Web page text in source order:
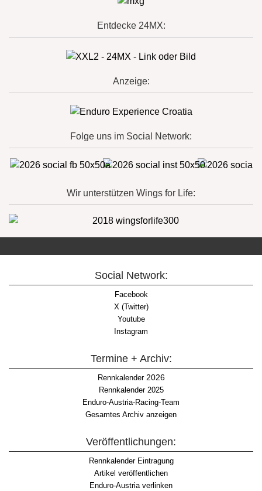
Entdecke 24MX:
Anzeige:
Folge uns im Social Network:
Wir unterstützen Wings for Life:
Social Network:
Facebook
X (Twitter)
Youtube
Instagram
Termine + Archiv:
Rennkalender2026
Rennkalender 2025
Enduro-Austria-Racing-Team
Gesamtes Archiv anzeigen
Veröffentlichungen:
Rennkalender Eintragung
Artikel veröffentlichen
Enduro-Austria verlinken